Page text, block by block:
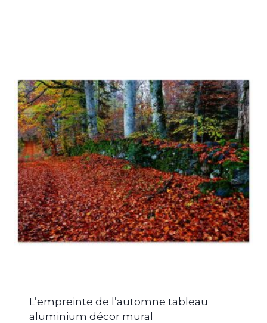
L’empreinte de l’automne tableau
aluminium décor mural